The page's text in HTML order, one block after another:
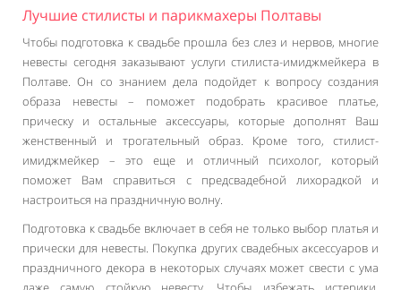
Лучшие стилисты и парикмахеры Полтавы
Чтобы подготовка к свадьбе прошла без слез и нервов, многие
невесты сегодня заказывают услуги стилиста-имиджмейкера в
Полтаве. Он со знанием дела подойдет к вопросу создания
образа невесты – поможет подобрать красивое платье,
прическу и остальные аксессуары, которые дополнят Ваш
женственный и трогательный образ. Кроме того, стилист-
имиджмейкер – это еще и отличный психолог, который
поможет Вам справиться с предсвадебной лихорадкой и
настроиться на праздничную волну.
Подготовка к свадьбе включает в себя не только выбор платья и
прически для невесты. Покупка других свадебных аксессуаров и
праздничного декора в некоторых случаях может свести с ума